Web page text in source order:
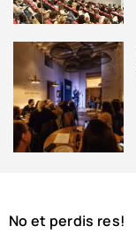
No et perdis res!